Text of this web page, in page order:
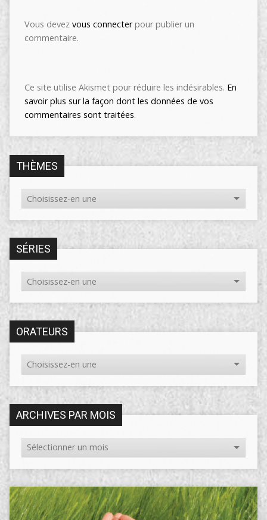
Vous devez vous connecterpour publier un
commentaire.
Ce site utilise Akismet pour réduire les indésirables. En
savoir plus sur la façon dont les données de vos
commentaires sont traitées.
THÈMES
SÉRIES
ORATEURS
ARCHIVES PAR MOIS